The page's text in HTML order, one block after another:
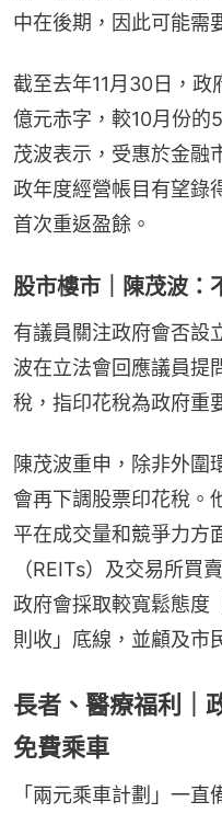
中在後期，因此可能需
截至去年11月30日，
億元赤字，較10月份
茂波表示，受惠於金融
政年度經營帳目有望錄
首次重返盈餘。
股市樓市｜陳茂波：
有議員關注政府會否設
波在立法會回應議員提
稅，指印花稅為政府重
陳茂波重申，除非外圍
會再下調股票印花稅。
平在成交量和競爭力方
（REITs）及交易所買
政府會採取較寬鬆態度
則收」底線，並顧及市
長者、醫療福利｜
免費乘車
「兩元乘車計劃」一直